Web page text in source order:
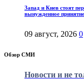
Запад и Киев стоят
вынужденное
09 август, 2026 0
Обзор СМИ
Новости и не